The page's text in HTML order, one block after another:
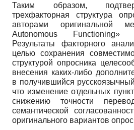
Таким образом,
трехфакторная структура
авторами оригинальной
Autonomous Functioning»
Результаты факторного
целью сохранения
структурой опросника
внесения каких-либо
в получившийся
что изменение отдельных
снижению точности
семантической
оригинального вариантов